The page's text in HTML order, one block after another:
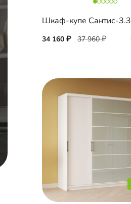
Шкаф-купе Сантис-3.3
34 160 37 960